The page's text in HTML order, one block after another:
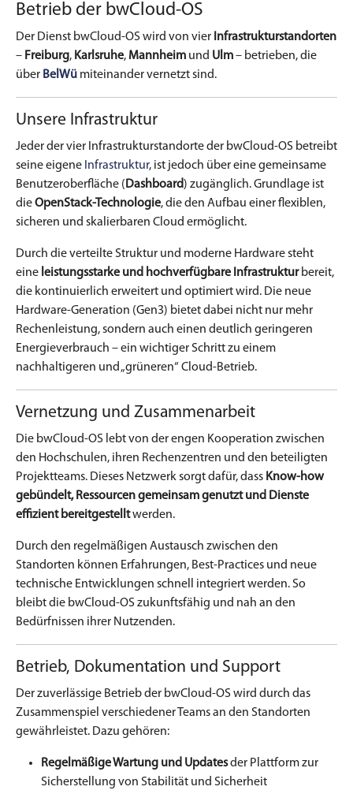
Betrieb der bwCloud-OS
Der Dienst bwCloud-OS wird von vier Infrastrukturstandorten
– Freiburg, Karlsruhe, Mannheim und Ulm– betrieben, die
über BelWü miteinander vernetzt sind.
Unsere Infrastruktur
Jeder der vier Infrastrukturstandorte der bwCloud-OS betreibt
seine eigene Infrastruktur, ist jedoch über eine gemeinsame
Benutzeroberfläche ( Dashboard) zugänglich. Grundlage ist
dieOpenStack-Technologie, die den Aufbau einer flexiblen,
sicheren und skalierbaren Cloud ermöglicht.
Durch die verteilte Struktur und moderne Hardware steht
eine leistungsstarke und hochverfügbare Infrastrukturbereit,
die kontinuierlich erweitert und optimiert wird. Die neue
Hardware-Generation (Gen3) bietet dabei nicht nur mehr
Rechenleistung, sondern auch einen deutlich geringeren
Energieverbrauch – ein wichtiger Schritt zu einem
nachhaltigeren und „grüneren“ Cloud-Betrieb.
Vernetzung und Zusammenarbeit
Die bwCloud-OS lebt von der engen Kooperation zwischen
den Hochschulen, ihren Rechenzentren und den beteiligten
Projektteams. Dieses Netzwerk sorgt dafür, dass Know-how
gebündelt, Ressourcen gemeinsam genutzt und Dienste
effizient bereitgestelltwerden.
Durch den regelmäßigen Austausch zwischen den
Standorten können Erfahrungen, Best-Practices und neue
technische Entwicklungen schnell integriert werden. So
bleibt die bwCloud-OS zukunftsfähig und nah an den
Bedürfnissen ihrer Nutzenden.
Betrieb, Dokumentation und Support
Der zuverlässige Betrieb der bwCloud-OS wird durch das
Zusammenspiel verschiedener Teams an den Standorten
gewährleistet. Dazu gehören:
Regelmäßige Wartung und Updatesder Plattform zur
Sicherstellung von Stabilität und Sicherheit